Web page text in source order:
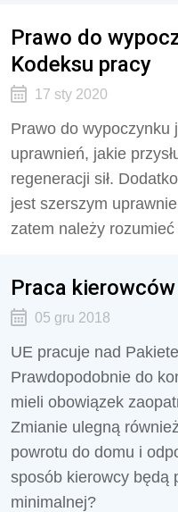
Prawo do
Kodeksu pracy
17 sty 2020
Prawo do wypoczynku
uprawnień, jakie
regeneracji sił.
jest szerszym
zatem należy
Praca
05 gru 2018
UE pracuje nad
Prawdopodobnie do
mieli obowiązek
Zmianie ulegną
powrotu do domu i
sposób kierowcy będą
minimalnej?